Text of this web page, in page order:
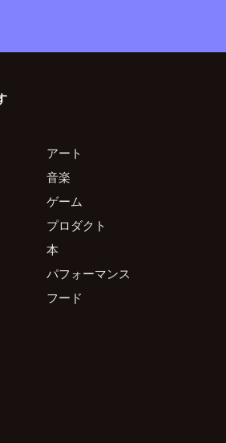
アート
音楽
ゲーム
プロダクト
本
パフォーマンス
フード